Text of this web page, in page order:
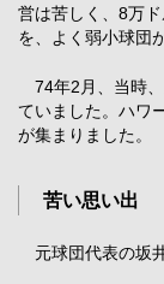
営は苦しく、8万
を、よく弱小球団
74年2月、当時、
ていました。ハワ
が集まりました。
苦い思い出
元球団代表の坂